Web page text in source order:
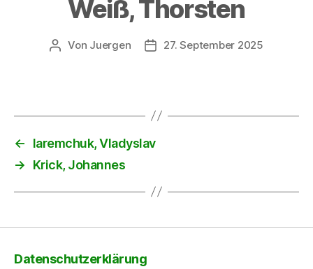
Weiß, Thorsten
Beitragsautor
Von Juergen Beitragsdatum
27. September 2025
←
Iaremchuk, Vladyslav
→
Krick, Johannes
Datenschutzerklärung